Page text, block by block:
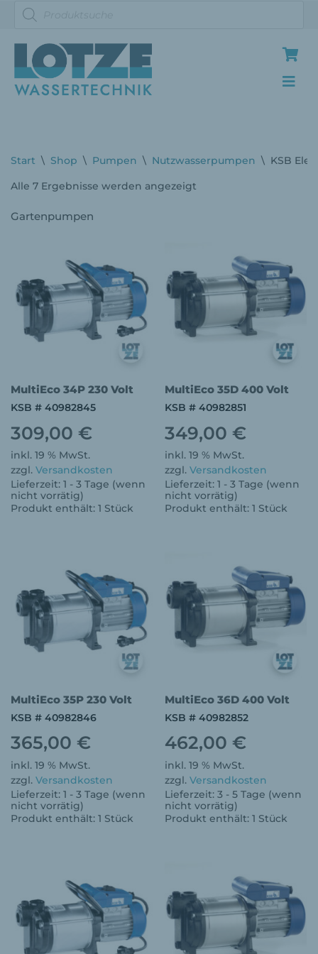
Inhalt
springen
Start \ Shop \ Pumpen \ Nutzwasserpumpen \ KSB
Alle 7 Ergebnisse werden angezeigt
Gartenpumpen
MultiEco 34P 230 Volt
KSB # 40982845
309,00 €
inkl. 19 % MwSt.
zzgl. Versandkosten
Lieferzeit: 1 - 3 Tage (wenn
nicht vorrätig)
Produkt enthält: 1 Stück
MultiEco 35D 400 Volt
KSB # 40982851
349,00 €
inkl. 19 % MwSt.
zzgl.Versandkosten
Lieferzeit:1 - 3 Tage (wenn
nicht vorrätig)
Produkt enthält: 1 Stück
MultiEco 35P 230 Volt
KSB # 40982846
365,00 €
inkl. 19 % MwSt.
zzgl. Versandkosten
Lieferzeit: 1 - 3 Tage (wenn
nicht vorrätig)
Produkt enthält: 1 Stück
MultiEco 36D 400 Volt
KSB # 40982852
462,00 €
inkl. 19 % MwSt.
zzgl.Versandkosten
Lieferzeit:3 - 5 Tage (wenn
nicht vorrätig)
Produkt enthält: 1 Stück